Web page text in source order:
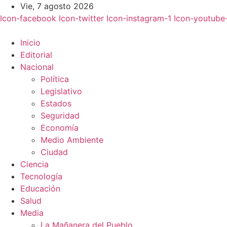
al
Vie, 7 agosto 2026
Icon-facebook Icon-twitter Icon-instagram-1 Icon-
Inicio
Editorial
Nacional
Política
Legislativo
Estados
Seguridad
Economía
Medio Ambiente
Ciudad
Ciencia
Tecnología
Educación
Salud
Media
La Mañanera del Pueblo